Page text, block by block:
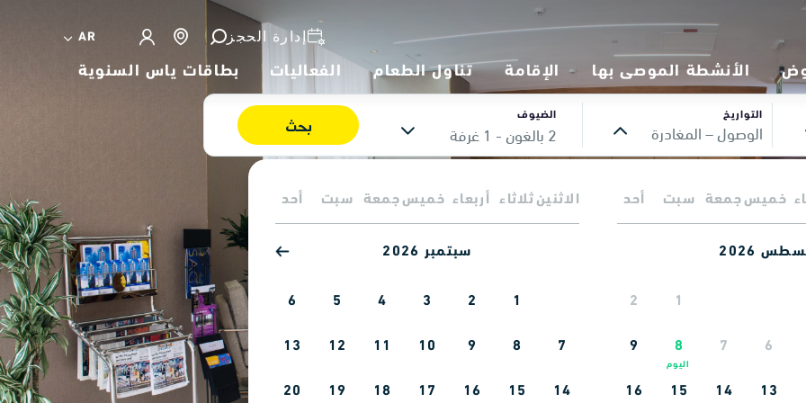
الأنشطة الموصى بها الإقامة تناول الطعام الفعاليات بطاقات ياس السنوية
إدارة الحجز AR
التواريخ
الوصول – المغادرة
2026
خميسجمعة سبت أحد
1
2
6
7
8
9
13
14
15
16
سبتمبر 2026
الاثنين ثلاثاء أربعاء خميسجمعة سبت أحد
1
2
3
4
5
6
7
8
9
10
11
12
13
14
15
16
17
18
19
20
الضيوف
2 بالغون - 1 غرفة بحث